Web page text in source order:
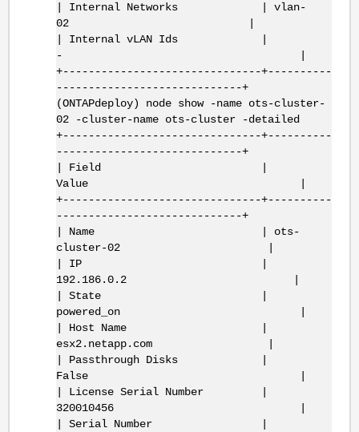
| Internal Networks | vlan-
02 |
| Internal vLAN Ids |
- |
+-------------------------------+----------
-----------------------------+
(ONTAPdeploy) node show -name ots-cluster-
02 -cluster-name ots-cluster -detailed
+-------------------------------+----------
-----------------------------+
| Field |
Value |
+-------------------------------+----------
-----------------------------+
| Name | ots-
cluster-02 |
| IP |
192.186.0.2 |
| State |
powered_on |
| Host Name |
esx2.netapp.com |
| Passthrough Disks |
False |
| License Serial Number |
320010456 |
| Serial Number |